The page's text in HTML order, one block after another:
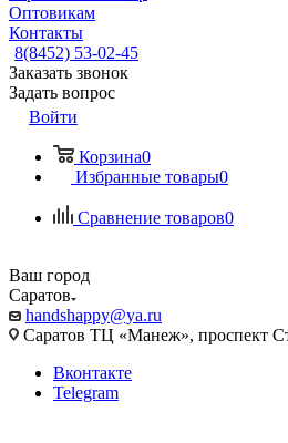
Оптовикам
Контакты
8(8452) 53-02-45
Заказать звонок
Задать вопрос
Войти
Корзина0
Избранные товары0
Сравнение товаров0
Ваш город
Саратов
handshappy@ya.ru
Саратов ТЦ «Манеж», проспект
Вконтакте
Telegram